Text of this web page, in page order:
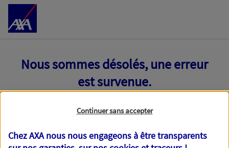
Accéder au Contenu
Nous sommes désolés, une erreur
est survenue.
Continuer sans accepter
Chez AXA nous nous engageons à être transparents